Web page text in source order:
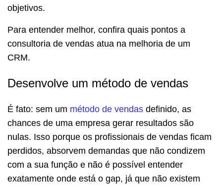
objetivos.
Para entender melhor, confira quais pontos a
consultoria de vendas atua na melhoria de um
CRM.
Desenvolve um método de vendas
É fato: sem um método de vendas definido, as
chances de uma empresa gerar resultados são
nulas. Isso porque os profissionais de vendas ficam
perdidos, absorvem demandas que não condizem
com a sua função e não é possível entender
exatamente onde está o gap, já que não existem